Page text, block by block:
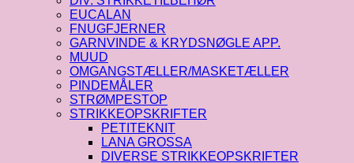
EUCALAN
FNUGFJERNER
GARNVINDE & KRYDSNØGLE APP.
MUUD
OMGANGSTÆLLER/MASKETÆLLER
PINDEMÅLER
STRØMPESTOP
STRIKKEOPSKRIFTER
PETITEKNIT
LANA GROSSA
DIVERSE STRIKKEOPSKRIFTER